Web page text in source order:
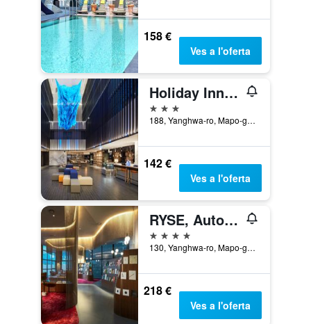
158 €
Ves a l'oferta
Holiday Inn Express Seoul Hongdae By IHG
3 estrelles
188, Yanghwa-ro, Mapo-gu, Seül, Corea del Sud
142 €
Ves a l'oferta
RYSE, Autograph Collection
4 estrelles
130, Yanghwa-ro, Mapo-gu, Seül, Corea del Sud
218 €
Ves a l'oferta